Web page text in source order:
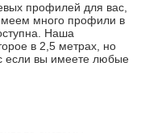
профилей для вас,
много профили в
Наша
в 2,5 метрах, но
если вы имеете любые